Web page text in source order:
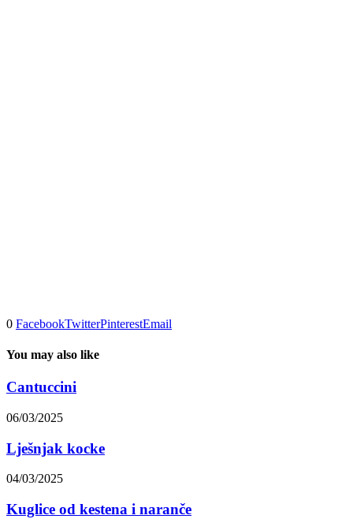
0 FacebookTwitterPinterestEmail
You may also like
Cantuccini
06/03/2025
Lješnjak kocke
04/03/2025
Kuglice od kestena i naranče